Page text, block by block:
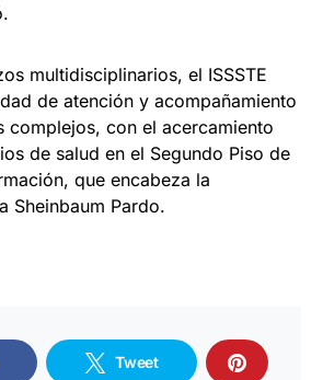
multidisciplinarios, el ISSSTE
de atención y acompañamiento
complejos, con el acercamiento
de salud en el Segundo Piso de
que encabeza la
Sheinbaum Pardo.
Tweet